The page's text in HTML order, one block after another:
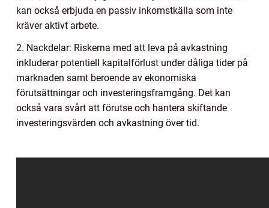
kan också erbjuda en passiv inkomstkälla som inte
kräver aktivt arbete.
2. Nackdelar: Riskerna med att leva på avkastning
inkluderar potentiell kapitalförlust under dåliga tider på
marknaden samt beroende av ekonomiska
förutsättningar och investeringsframgång. Det kan
också vara svårt att förutse och hantera skiftande
investeringsvärden och avkastning över tid.